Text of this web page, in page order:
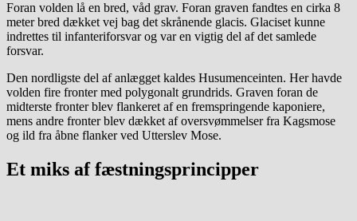
Foran volden lå en bred, våd grav. Foran graven fandtes en cirka 8
meter bred dækket vej bag det skrånende glacis. Glaciset kunne
indrettes til infanteriforsvar og var en vigtig del af det samlede
forsvar.
Den nordligste del af anlægget kaldes Husumenceinten. Her havde
volden fire fronter med polygonalt grundrids. Graven foran de
midterste fronter blev flankeret af en fremspringende kaponiere,
mens andre fronter blev dækket af oversvømmelser fra Kagsmose
og ild fra åbne flanker ved Utterslev Mose.
Et miks af fæstningsprincipper